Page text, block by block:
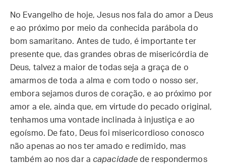
No Evangelho de hoje, Jesus nos fala do amor a Deus
e ao próximo por meio da conhecida parábola do
bom samaritano. Antes de tudo, é importante ter
presente que, das grandes obras de misericórdia de
Deus, talvez a maior de todas seja a graça de o
amarmos de toda a alma e com todo o nosso ser,
embora sejamos duros de coração, e ao próximo por
amor a ele, ainda que, em virtude do pecado original,
tenhamos uma vontade inclinada à injustiça e ao
egoísmo. De fato, Deus foi misericordioso conosco
não apenas ao nos ter amado e redimido, mas
também ao nos dar a capacidade de respondermos